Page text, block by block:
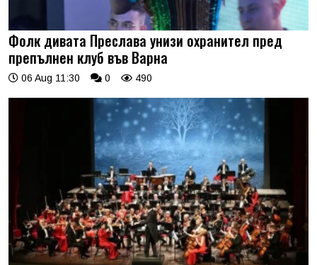
Фолк дивата Преслава унизи охранител пред
препълнен клуб във Варна
06 Aug 11:30 0 490